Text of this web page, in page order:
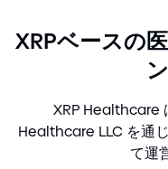
XRPベースの
XRP Healthcare
Healthcare LLC を通
て運